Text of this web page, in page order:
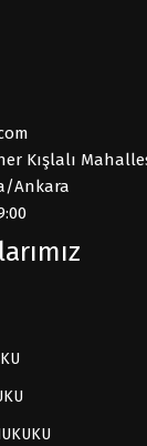
Kışlalı
Ankara